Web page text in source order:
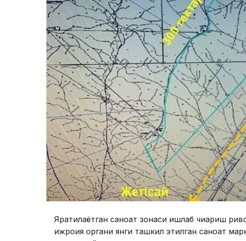
Яратилаётган саноат зонаси ишлаб чиқариш
ижроия органи янги ташкил этилган саноат